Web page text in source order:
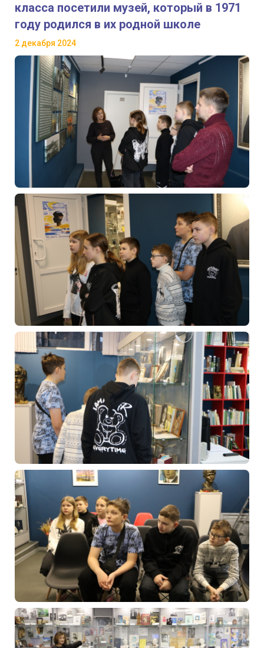
класса посетили музей, который в 1971
году родился в их родной школе
2 декабря 2024